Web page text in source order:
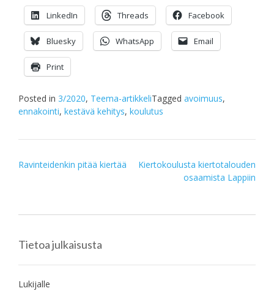
LinkedIn Threads Facebook
Bluesky WhatsApp Email
Print
Posted in 3/2020, Teema-artikkeliTagged avoimuus,
ennakointi, kestävä kehitys, koulutus
Post
Ravinteidenkin pitää kiertää
Kiertokoulusta kiertotalouden
osaamista Lappiin
Tietoa julkaisusta
Lukijalle